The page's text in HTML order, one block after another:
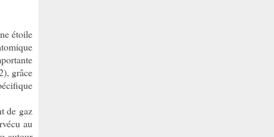
étoile
grâce
de gaz
au